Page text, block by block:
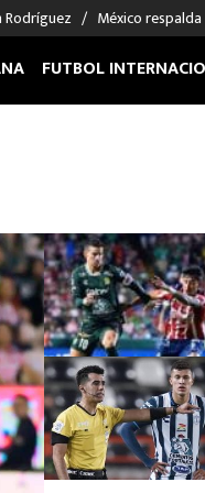
Rodríguez México
deportes
FUTBOL